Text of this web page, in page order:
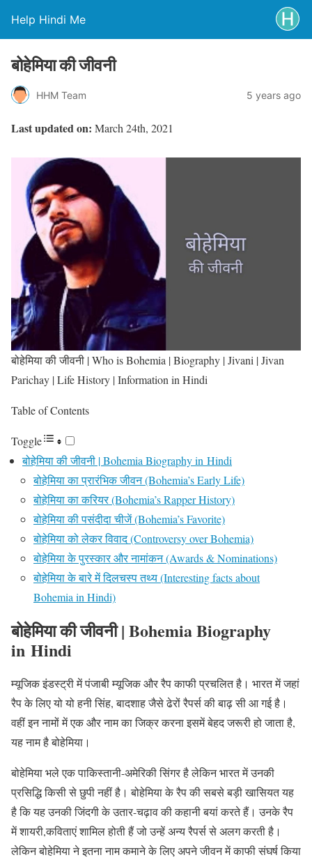
Help Hindi Me
बोहेमिया की जीवनी
HHM Team 5 years ago
Last updated on: March 24th, 2021
बोहेमिया की जीवनी | Who is Bohemia | Biography | Jivani | Jivan
Parichay | Life History | Information in Hindi
Table of Contents
Toggle
बोहेमिया की जीवनी | Bohemia Biography in Hindi
बोहेमिया का प्रारंभिक जीवन (Bohemia’s Early Life)
बोहेमिया का करियर (Bohemia’s Rapper History)
बोहेमिया की पसंदीदा चीजें (Bohemia’s Favorite)
बोहेमिया को लेकर विवाद (Controversy over Bohemia)
बोहेमिया के पुरस्कार और नामांकन (Awards & Nominations)
बोहेमिया के बारे में दिलचस्प तथ्य (Interesting facts about
Bohemia in Hindi)
बोहेमिया की जीवनी | Bohemia Biography
in Hindi
म्यूजिक इंडस्ट्री में पंजाबी म्यूजिक और रैप काफी प्रचलित है। भारत में जहां
रैप के लिए यो यो हनी सिंह, बादशाह जैसे ढेरों रैपर्स की बाढ़ सी आ गई है।
वहीं इन नामों में एक और नाम का जिक्र करना इसमें बेहद जरूरी हो जाता है,
यह नाम है बोहेमिया।
बोहेमिया भले एक पाकिस्तानी-अमेरिकी सिंगर है लेकिन भारत में उनकी
प्रसिद्धि किसी से छुपी नहीं है। बोहेमिया के रैप की सबसे बड़ी खासियत यह
है कि यह उनकी जिंदगी के उतार-चढ़ाव की कहानी बयां करते हैं। उनके रैप
में शायरी,कविताएं शामिल होती हैं जो उन्हें अन्य रैपर्स से अलग करती है।
लेकिन बोहेमिया ने इतना नाम कमाने के लिए अपने जीवन में काफी संघर्ष किया